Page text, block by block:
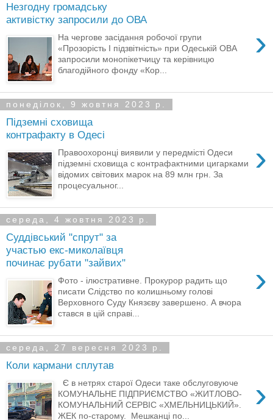
Незгодну громадську
активістку запросили до ОВА
›
На чергове засідання робочої групи
«Прозорість І підзвітність» при Одеській ОВА
запросили монопікетчицу та керівницю
благодійного фонду «Кор...
понеділок, 9 жовтня 2023 р.
Підземні сховища
контрафакту в Одесі
›
Правоохоронці виявили у передмісті Одеси
підземні сховища с контрафактними цигарками
відомих світових марок на 89 млн грн. За
процесуальног...
середа, 4 жовтня 2023 р.
Суддівський "спрут" за
участью екс-миколаївця
починає рубати "зайвих"
›
Фото - ілюстративне. Прокурор радить що
писати Слідство по колишньому голові
Верховного Суду Князєву завершено. А вчора
стався в цій справі...
середа, 27 вересня 2023 р.
Коли кармани сплутав
›
Є в нетрях старої Одеси таке обслуговуюче
КОМУНАЛЬНЕ ПІДПРИЄМСТВО «ЖИТЛОВО-
КОМУНАЛЬНИЙ СЕРВІС «ХМЕЛЬНИЦЬКИЙ».
ЖЕК по-старому. Мешканці по...